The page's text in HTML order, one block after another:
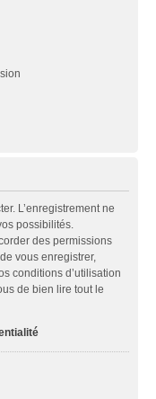
L’enregistrement ne
possibilités.
des permissions
vous enregistrer,
conditions d’utilisation
de bien lire tout le